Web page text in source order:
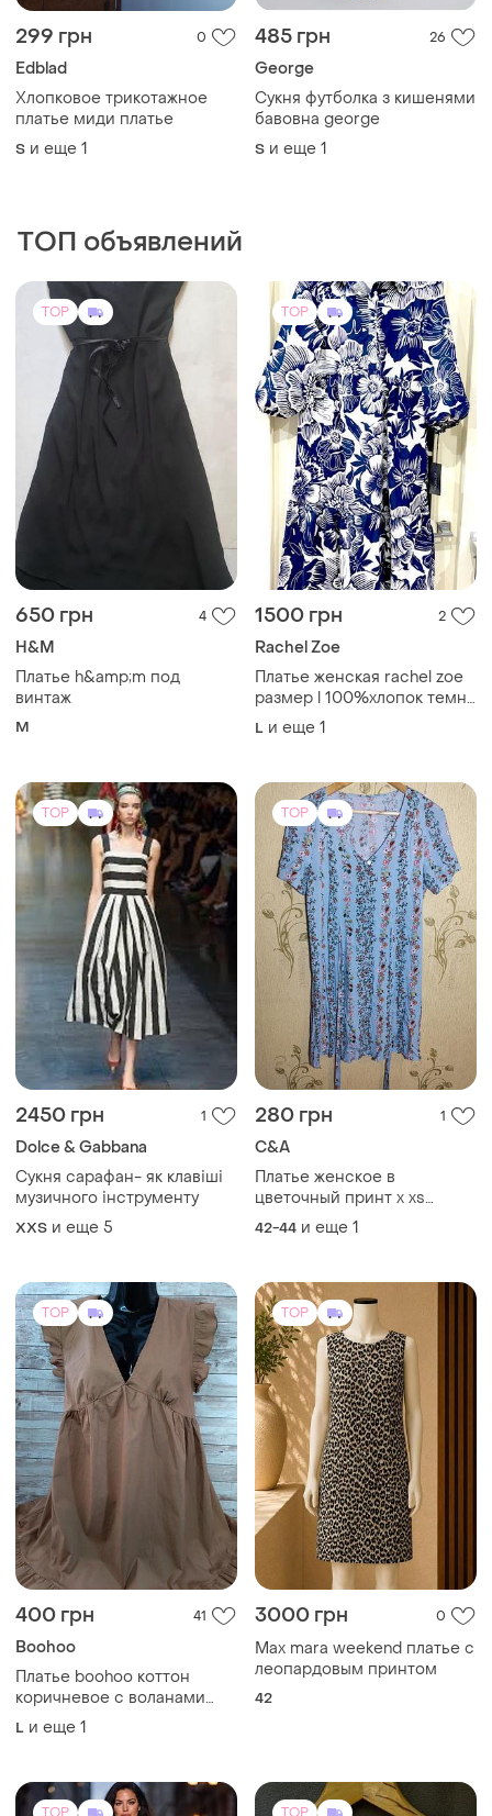
и еще 1
ТОП объявлений
650 грн
H&M
Платье h&amp;m под
винтаж
M
1500 грн 2
Rachel Zoe
Платье женская rachel zoe
размер l 100%хлопок темно
синий цветочный принт
и еще 1
TOP
2450 грн
Dolce & Gabbana
Сукня сарафан- як клавіші
музичного інструменту
XХS и еще 5
TOP
280 грн 1
Платье женское в
цветочный принт x хs
размер
42-44 и еще 1
TOP
400 грн
Boohoo
Платье boohoo коттон
коричневое с воланами
размер l - xl
и еще 1
TOP
3000 грн
Max mara weekend платье с
леопардовым принтом
TOP TOP